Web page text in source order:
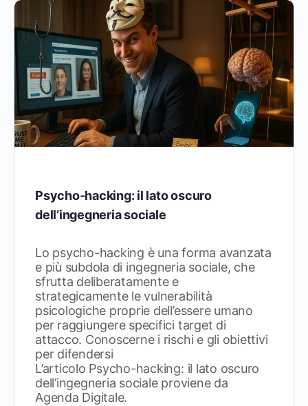
Psycho-hacking: il lato oscuro
dell’ingegneria sociale
Lo psycho-hacking è una forma avanzata
e più subdola di ingegneria sociale, che
sfrutta deliberatamente e
strategicamente le vulnerabilità
psicologiche proprie dell’essere umano
per raggiungere specifici target di
attacco. Conoscerne i rischi e gli obiettivi
per difendersi
L’articolo Psycho-hacking: il lato oscuro
dell’ingegneria sociale proviene da
Agenda Digitale.